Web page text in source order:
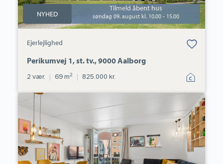
NYHED
Tilmeld åbent hus
søndag 09. august kl. 10.00 - 15.00
Ejerlejlighed
Bolig er gemt
under dine
Perikumvej 1, st. tv., 9000 Aalborg
2 vær. | 69 m2 | 825.000 kr.
Andelsbolig:
4A,
1.
tv.,
9000
Aalborg